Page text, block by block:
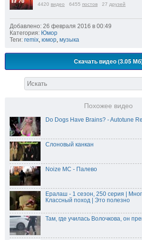
4420 видео 6455 постов 27 друзей
Добавлено: 26 февраля 2016 в 00:49
Категория: Юмор
Теги: remix, юмор, музыка
Скачать видео (3.05
Похожее видео
Do Dogs Have Brains? - Autotune
Слоновый канкан
Noize MC - Палево
Ералаш - 1 сезон, 250 серия |
Классный поход | Это полезно
Там, где училась Волочкова, он